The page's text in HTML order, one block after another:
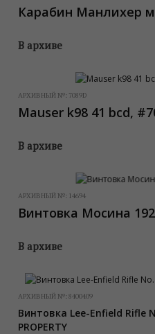
Карабин Манлихер
В архиве
АРХИВНЫЙ №: 7089D
Mauser k98 41 bcd,
В архиве
АРХИВНЫЙ №: 14694
Винтовка Мосина
В архиве
АРХИВНЫЙ №: 8400409
Винтовка Lee-Enfield Rifle
PROPERTY